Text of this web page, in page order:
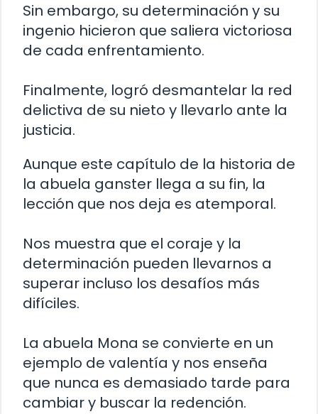
Sin embargo, su determinación y su
ingenio hicieron que saliera victoriosa
de cada enfrentamiento.
Finalmente, logró desmantelar la red
delictiva de su nieto y llevarlo ante la
justicia.
Aunque este capítulo de la historia de
la abuela ganster llega a su fin, la
lección que nos deja es atemporal.
Nos muestra que el coraje y la
determinación pueden llevarnos a
superar incluso los desafíos más
difíciles.
La abuela Mona se convierte en un
ejemplo de valentía y nos enseña
que nunca es demasiado tarde para
cambiar y buscar la redención.